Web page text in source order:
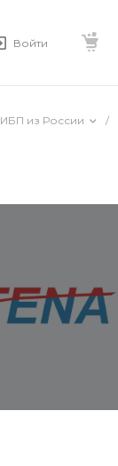
Войти
ИБП из России /